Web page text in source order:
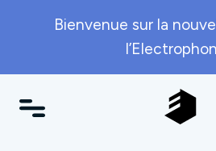
Bienvenue sur la